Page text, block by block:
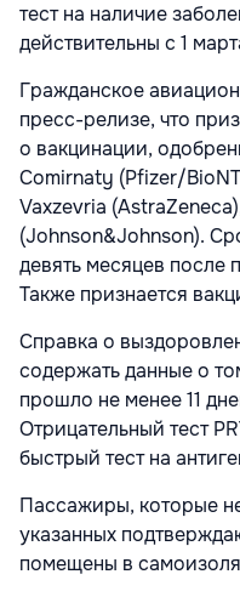
тест на наличие
действительны с 1
Гражданское
пресс-релизе, что
о вакцинации,
Comirnaty (Pfizer/
Vaxzevria
(Johnson&Johnson).
девять месяцев после
Также признается
Справка о
содержать данные о
прошло не менее 11
Отрицательный тест
быстрый тест на
Пассажиры, которые
указанных
помещены в